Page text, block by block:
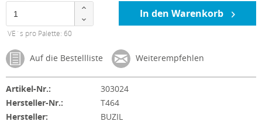
VE´s pro Palette: 60
In den Warenkorb
Auf die Bestellliste Weiterempfehlen
Artikel-Nr.:
303024
Hersteller-Nr.:
T464
Hersteller:
BUZIL